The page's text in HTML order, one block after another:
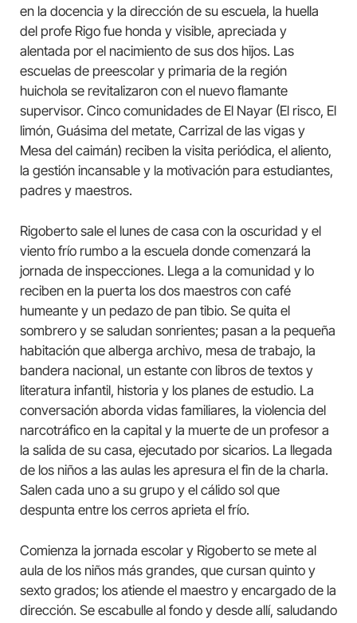
en la docencia y la dirección de su escuela, la huella
del profe Rigo fue honda y visible, apreciada y
alentada por el nacimiento de sus dos hijos. Las
escuelas de preescolar y primaria de la región
huichola se revitalizaron con el nuevo flamante
supervisor. Cinco comunidades de El Nayar (El risco, El
limón, Guásima del metate, Carrizal de las vigas y
Mesa del caimán) reciben la visita periódica, el aliento,
la gestión incansable y la motivación para estudiantes,
padres y maestros.
Rigoberto sale el lunes de casa con la oscuridad y el
viento frío rumbo a la escuela donde comenzará la
jornada de inspecciones. Llega a la comunidad y lo
reciben en la puerta los dos maestros con café
humeante y un pedazo de pan tibio. Se quita el
sombrero y se saludan sonrientes; pasan a la pequeña
habitación que alberga archivo, mesa de trabajo, la
bandera nacional, un estante con libros de textos y
literatura infantil, historia y los planes de estudio. La
conversación aborda vidas familiares, la violencia del
narcotráfico en la capital y la muerte de un profesor a
la salida de su casa, ejecutado por sicarios. La llegada
de los niños a las aulas les apresura el fin de la charla.
Salen cada uno a su grupo y el cálido sol que
despunta entre los cerros aprieta el frío.
Comienza la jornada escolar y Rigoberto se mete al
aula de los niños más grandes, que cursan quinto y
sexto grados; los atiende el maestro y encargado de la
dirección. Se escabulle al fondo y desde allí, saludando